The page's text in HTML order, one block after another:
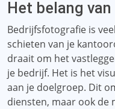
Het belang
Bedrijfsfotografie is
schieten van je
draait om het
je bedrijf. Het is het
aan je doelgroep. Dit
diensten, maar ook de